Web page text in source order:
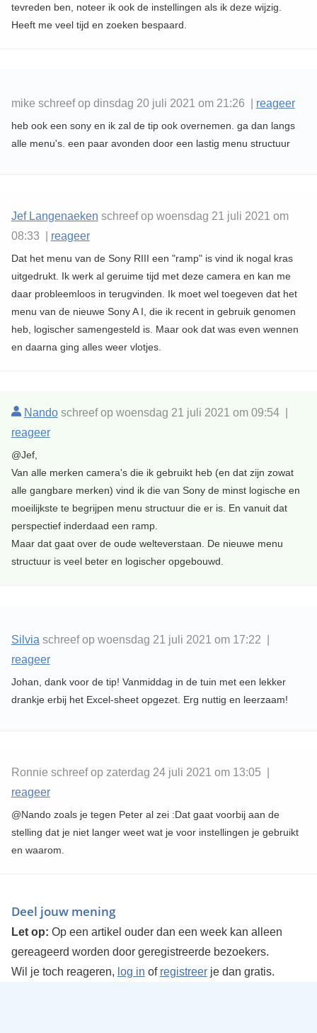
tevreden ben, noteer ik ook de instellingen als ik deze wijzig.
Heeft me veel tijd en zoeken bespaard.
mike schreef op dinsdag 20 juli 2021 om 21:26 | reageer
heb ook een sony en ik zal de tip ook overnemen. ga dan langs
alle menu's. een paar avonden door een lastig menu structuur
Jef Langenaeken schreef op woensdag 21 juli 2021 om
08:33 | reageer
Dat het menu van de Sony RIII een "ramp" is vind ik nogal kras
uitgedrukt. Ik werk al geruime tijd met deze camera en kan me
daar probleemloos in terugvinden. Ik moet wel toegeven dat het
menu van de nieuwe Sony A I, die ik recent in gebruik genomen
heb, logischer samengesteld is. Maar ook dat was even wennen
en daarna ging alles weer vlotjes.
Nandoschreef op woensdag 21 juli 2021 om 09:54 |
reageer
@Jef,
Van alle merken camera's die ik gebruikt heb (en dat zijn zowat
alle gangbare merken) vind ik die van Sony de minst logische en
moeilijkste te begrijpen menu structuur die er is. En vanuit dat
perspectief inderdaad een ramp.
Maar dat gaat over de oude welteverstaan. De nieuwe menu
structuur is veel beter en logischer opgebouwd.
Silvia schreef op woensdag 21 juli 2021 om 17:22 |
reageer
Johan, dank voor de tip! Vanmiddag in de tuin met een lekker
drankje erbij het Excel-sheet opgezet. Erg nuttig en leerzaam!
Ronnie schreef op zaterdag 24 juli 2021 om 13:05 |
reageer
@Nando zoals je tegen Peter al zei :Dat gaat voorbij aan de
stelling dat je niet langer weet wat je voor instellingen je gebruikt
en waarom.
Deel jouw mening
Let op: Op een artikel ouder dan een week kan alleen
gereageerd worden door geregistreerde bezoekers.
Wil je toch reageren, log in of registreerje dan gratis.